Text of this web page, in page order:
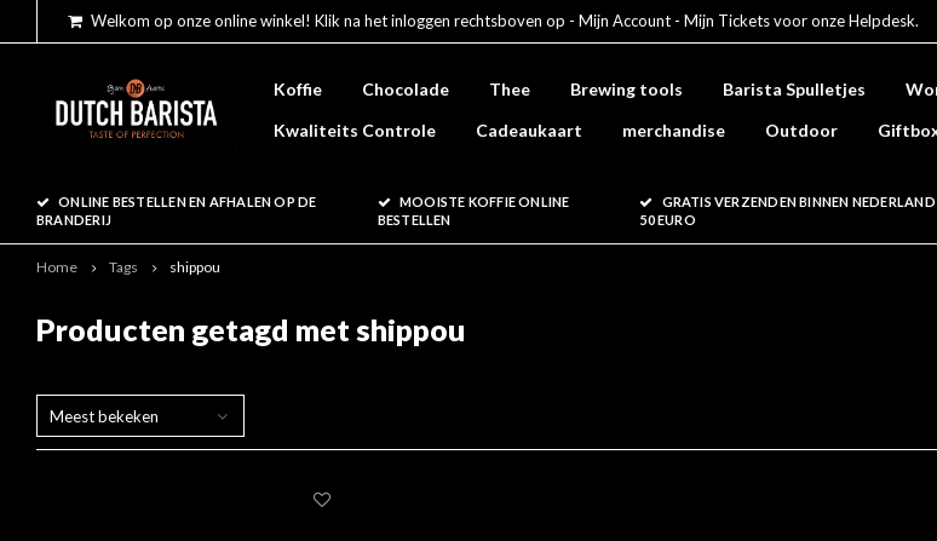
Welkom op onze online winkel! Klik na het inloggen rechtsboven op - Mijn Account - Mijn Tickets voor onze Helpdesk.
Koffie Chocolade Thee Brewing tools Barista Spulletjes
Kwaliteits Controle
Cadeaukaart merchandise Outdoor
ONLINE BESTELLEN EN AFHALEN OP DE
BRANDERIJ
MOOISTE KOFFIE ONLINE
BESTELLEN
GRATIS VERZENDEN BINNEN
50 EURO
Home Tags shippou
Producten getagd met shippou
Meest bekeken